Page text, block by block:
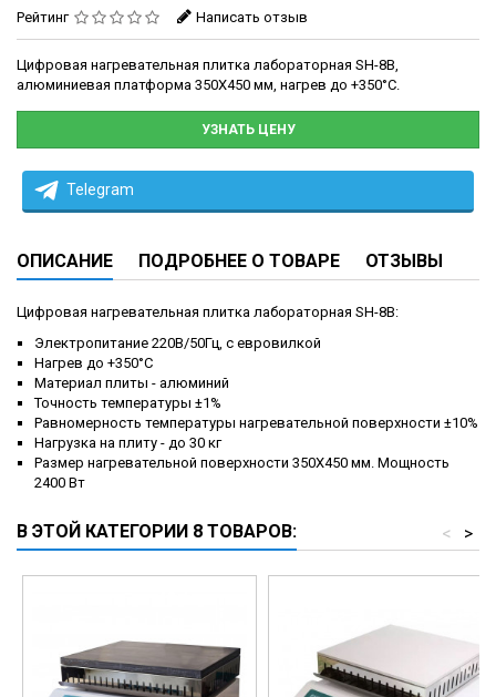
Рейтинг Написать отзыв
Цифровая нагревательная плитка лабораторная SH-8B,
алюминиевая платформа 350X450 мм, нагрев до +350°C.
УЗНАТЬ ЦЕНУ
Telegram
ОПИСАНИЕ ПОДРОБНЕЕ О ТОВАРЕ ОТЗЫВЫ
Цифровая нагревательная плитка лабораторная SH-8B:
Электропитание 220В/50Гц, с евровилкой
Нагрев до +350°C
Материал плиты - алюминий
Точность температуры ±1%
Равномерность температуры нагревательной поверхности ±10%
Нагрузка на плиту - до 30 кг
Размер нагревательной поверхности 350X450 мм. Мощность
2400 Вт
В ЭТОЙ КАТЕГОРИИ 8 ТОВАРОВ: >
<